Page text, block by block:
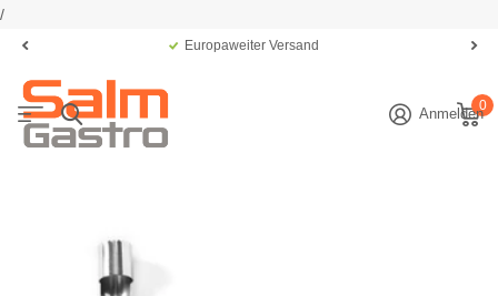
/
Europaweiter Versand
Anmelden0